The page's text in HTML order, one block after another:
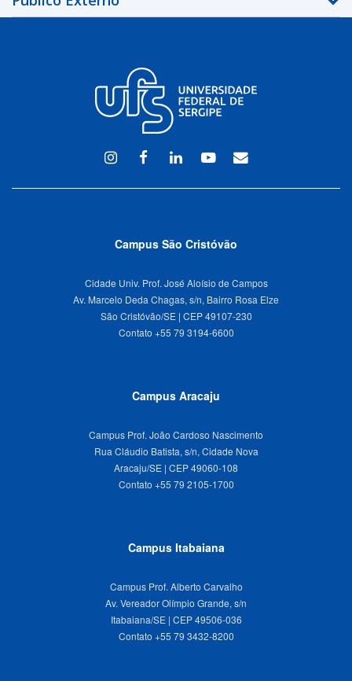
InstagramFacebook
LinkedinYoutubeWEBMAIL
Campus São Cristóvão
Cidade Univ. Prof. José Aloísio de Campos
Av. Marcelo Deda Chagas, s/n, Bairro Rosa Elze
São Cristóvão/SE | CEP 49107-230
Campus Aracaju
Campus Prof. João Cardoso Nascimento
Rua Cláudio Batista, s/n, Cidade Nova
Aracaju/SE | CEP 49060-108
Campus Itabaiana
Campus Prof. Alberto Carvalho
Av. Vereador Olímpio Grande, s/n
Itabaiana/SE | CEP 49506-036